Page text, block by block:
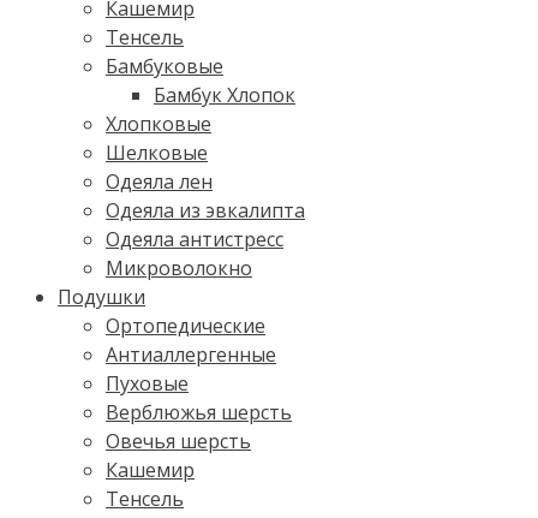
Кашемир
Тенсель
Бамбуковые
Бамбук Хлопок
Хлопковые
Шелковые
Одеяла лен
Одеяла из эвкалипта
Одеяла антистресс
Микроволокно
Подушки
Ортопедические
Антиаллергенные
Пуховые
Верблюжья шерсть
Овечья шерсть
Кашемир
Тенсель